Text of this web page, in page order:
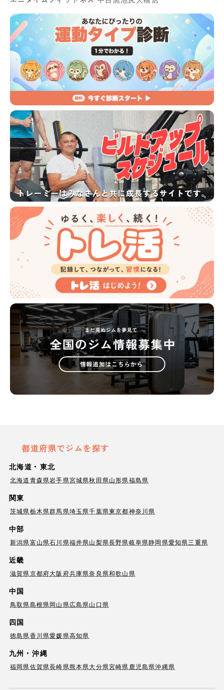
都道府県でジムを探す
北海道・東北
北海道青森県岩手県宮城県秋田県山形県福島県
関東
茨城県栃木県群馬県埼玉県千葉県東京都神奈川県
中部
新潟県富山県石川県福井県山梨県長野県岐阜県静岡県愛知県三重県
近畿
滋賀県京都府大阪府兵庫県奈良県和歌山県
中国
鳥取県島根県岡山県広島県山口県
四国
徳島県香川県愛媛県高知県
九州・沖縄
福岡県佐賀県長崎県熊本県大分県宮崎県 鹿児島県沖縄県